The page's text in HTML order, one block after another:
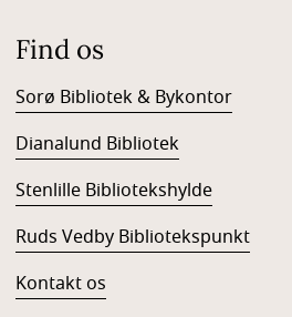
Find os
Sorø Bibliotek & Bykontor
Dianalund Bibliotek
Stenlille Bibliotekshylde
Ruds Vedby Bibliotekspunkt
Kontakt os